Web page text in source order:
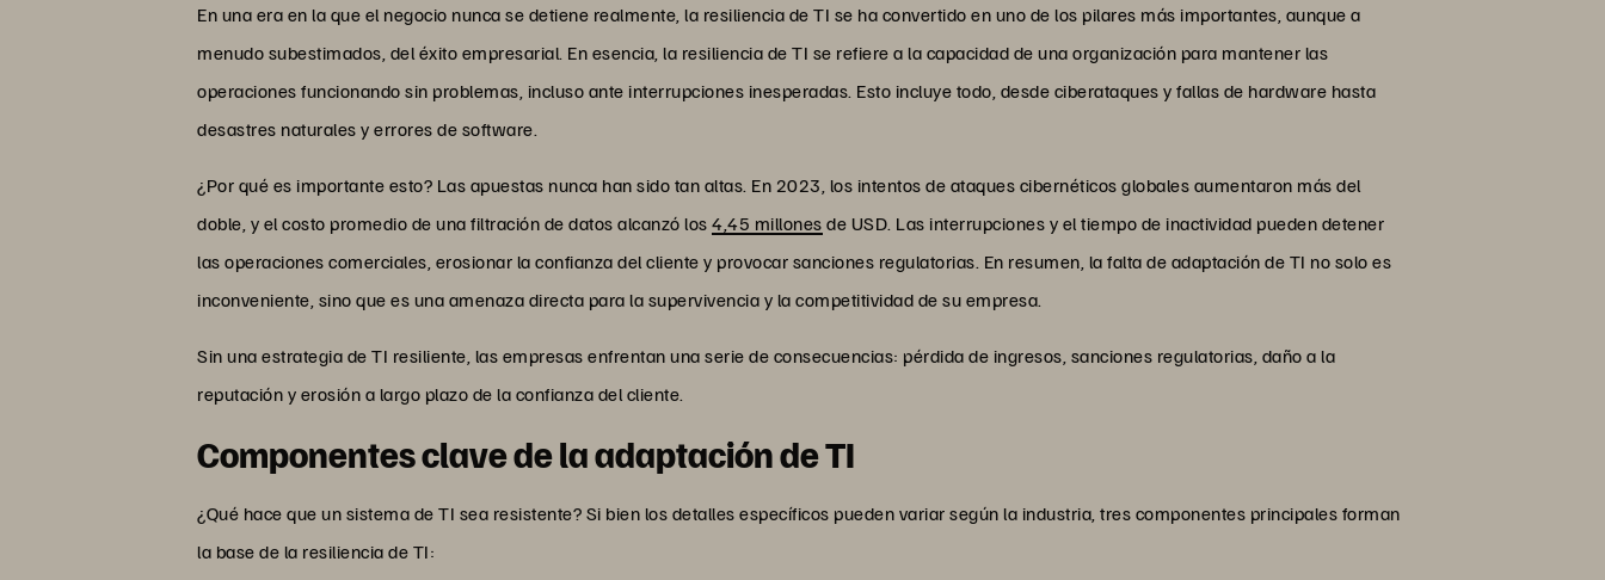
En una era en la que el negocio nunca se detiene realmente, la resiliencia de TI se ha convertido en uno de los pilares más importantes, aunque a
menudo subestimados, del éxito empresarial. En esencia, la resiliencia de TI se refiere a la capacidad de una organización para mantener las
operaciones funcionando sin problemas, incluso ante interrupciones inesperadas. Esto incluye todo, desde ciberataques y fallas de hardware hasta
desastres naturales y errores de software.
¿Por qué es importante esto? Las apuestas nunca han sido tan altas. En 2023, los intentos de ataques cibernéticos globales aumentaron más del
doble, y el costo promedio de una filtración de datos alcanzó los4,45 millones de USD. Las interrupciones y el tiempo de inactividad pueden detener
las operaciones comerciales, erosionar la confianza del cliente y provocar sanciones regulatorias. En resumen, la falta de adaptación de TI no solo es
inconveniente, sino que es una amenaza directa para la supervivencia y la competitividad de su empresa.
Sin una estrategia de TI resiliente, las empresas enfrentan una serie de consecuencias: pérdida de ingresos, sanciones regulatorias, daño a la
reputación y erosión a largo plazo de la confianza del cliente.
Componentes clave de la adaptación de TI
¿Qué hace que un sistema de TI sea resistente? Si bien los detalles específicos pueden variar según la industria, tres componentes principales forman
la base de la resiliencia de TI: